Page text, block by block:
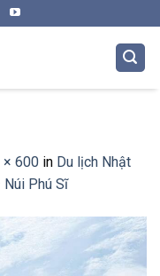
× 600 in Du lịch Nhật
Núi Phú Sĩ